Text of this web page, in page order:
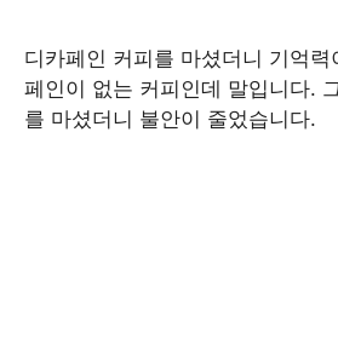
디카페인 커피를 마셨더니 기억
페인이 없는 커피인데 말입니다.
를 마셨더니 불안이 줄었습니다.